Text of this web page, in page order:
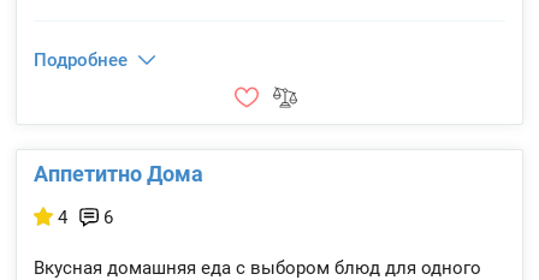
Подробнее
Аппетитно Дома
4 6
Вкусная домашняя еда с выбором блюд для одного